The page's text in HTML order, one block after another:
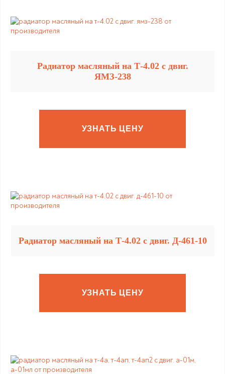
Радиатор масляный на Т-4.02 с двиг.
ЯМЗ-238
УЗНАТЬ ЦЕНУ
Радиатор масляный на Т-4.02 с двиг. Д-461-10
УЗНАТЬ ЦЕНУ